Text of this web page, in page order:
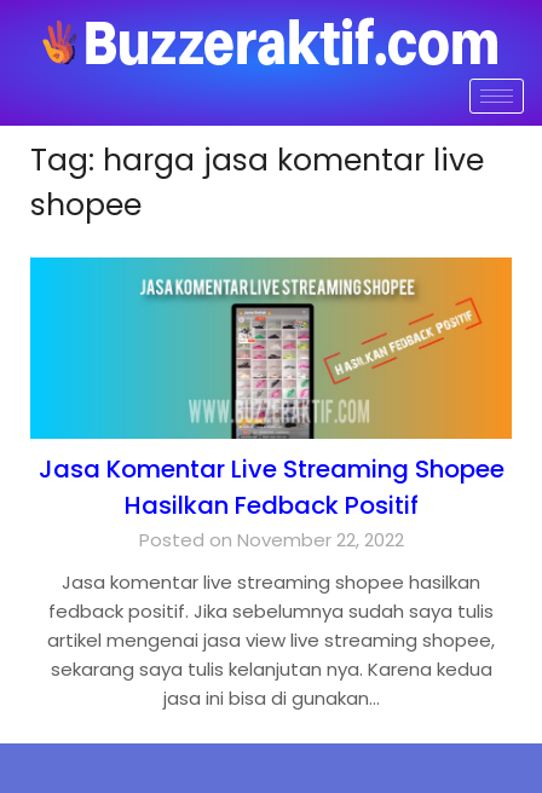
Tag: harga jasa komentar live
shopee
Jasa Komentar Live Streaming Shopee
Hasilkan Fedback Positif
Posted on November 22, 2022
Jasa komentar live streaming shopee hasilkan
fedback positif. Jika sebelumnya sudah saya tulis
artikel mengenai jasa view live streaming shopee,
sekarang saya tulis kelanjutan nya. Karena kedua
jasa ini bisa di gunakan…